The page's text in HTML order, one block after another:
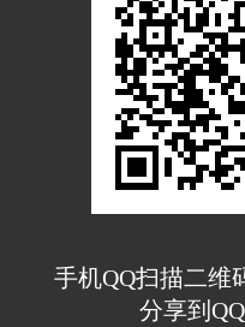
手机QQ扫描二维
分享到